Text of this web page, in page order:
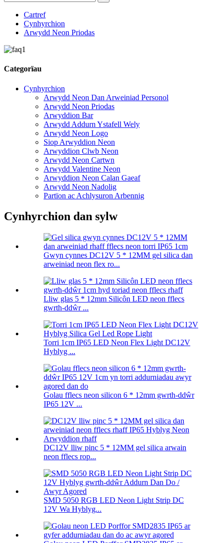
Cartref
Cynhyrchion
Arwydd Neon Priodas
Categorïau
Cynhyrchion
Arwydd Neon Dan Arweiniad Personol
Arwydd Neon Priodas
Arwyddion Bar
Arwydd Addurn Ystafell Wely
Arwydd Neon Logo
Siop Arwyddion Neon
Arwyddion Clwb Neon
Arwydd Neon Cartwn
Arwydd Valentine Neon
Arwyddion Neon Calan Gaeaf
Arwydd Neon Nadolig
Partïon ac Achlysuron Arbennig
Cynhyrchion dan sylw
Gwyn cynnes DC12V 5 * 12MM gel silica dan
arweiniad neon flex ro...
Lliw glas 5 * 12mm Silicôn LED neon fflecs
gwrth-ddŵr ...
Torri 1cm IP65 LED Neon Flex Light DC12V
Hyblyg ...
Golau fflecs neon silicon 6 * 12mm gwrth-ddŵr
IP65 12V ...
DC12V lliw pinc 5 * 12MM gel silica arwain
neon fflecs rop...
SMD 5050 RGB LED Neon Light Strip DC
12V Wa Hyblyg...